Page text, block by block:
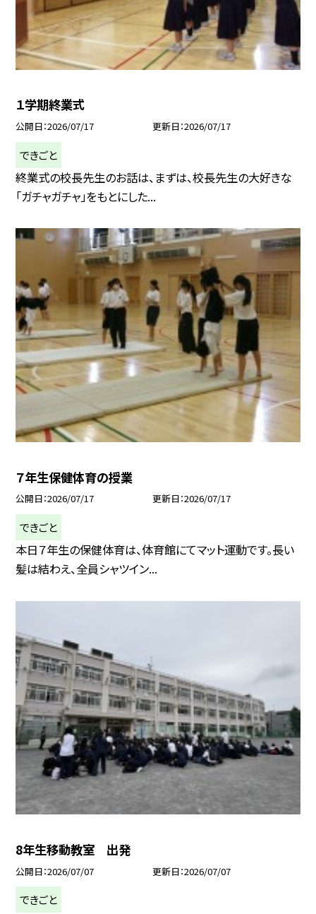
１学期終業式
公開日 2026/07/17 更新日 2026/07/17
できごと
終業式の校長先生のお話は、まずは、校長先生の大好きな
「ガチャガチャ」をもとにした...
７年生保健体育の授業
公開日 2026/07/17 更新日 2026/07/17
できごと
本日７年生の保健体育は、体育館にてマット運動です。長い
髪は結わえ、全員シャツイン...
8年生移動教室 出発
公開日 2026/07/07 更新日 2026/07/07
できごと